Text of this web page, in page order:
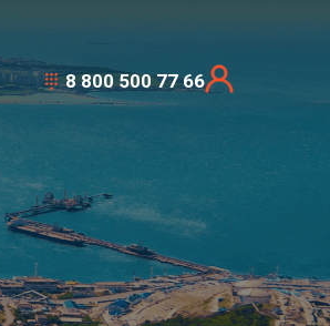
8 800 500 77 66